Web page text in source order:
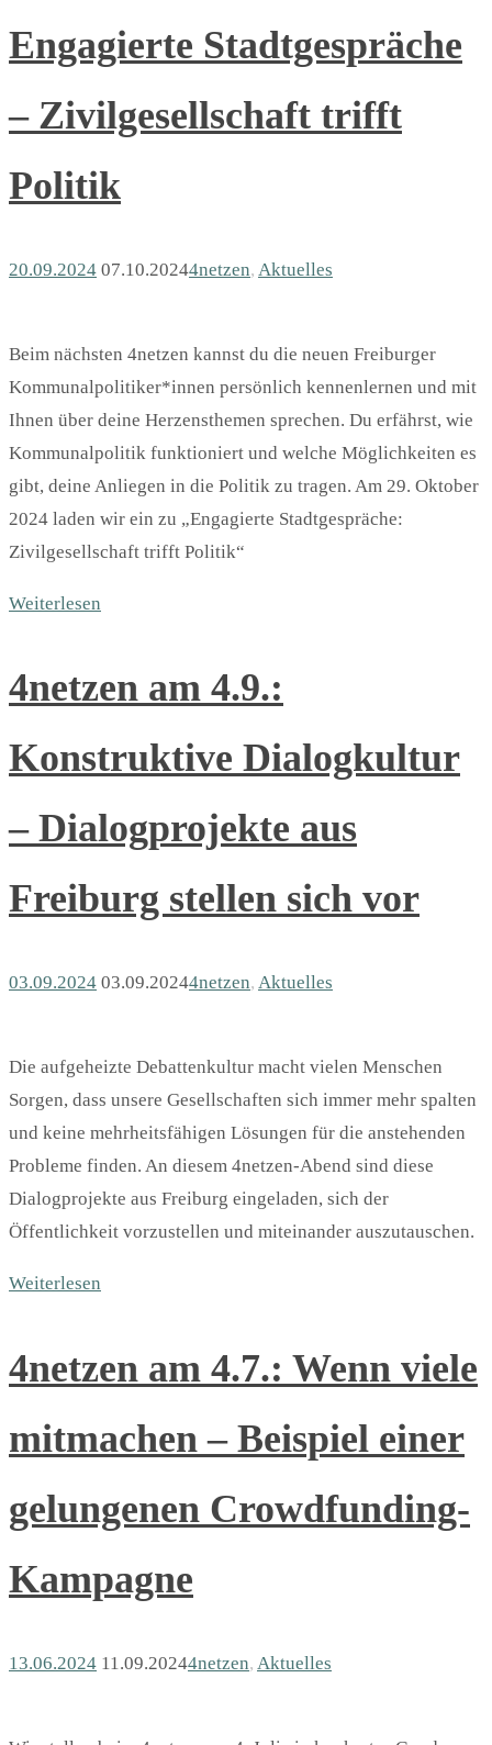
Engagierte Stadtgespräche
– Zivilgesellschaft trifft
Politik
20.09.2024 07.10.20244netzen, Aktuelles
Beim nächsten 4netzen kannst du die neuen Freiburger
Kommunalpolitiker*innen persönlich kennenlernen und mit
Ihnen über deine Herzensthemen sprechen. Du erfährst, wie
Kommunalpolitik funktioniert und welche Möglichkeiten es
gibt, deine Anliegen in die Politik zu tragen. Am 29. Oktober
2024 laden wir ein zu „Engagierte Stadtgespräche:
Zivilgesellschaft trifft Politik“
Weiterlesen
4netzen am 4.9.:
Konstruktive Dialogkultur
– Dialogprojekte aus
Freiburg stellen sich vor
03.09.2024 03.09.20244netzen, Aktuelles
Die aufgeheizte Debattenkultur macht vielen Menschen
Sorgen, dass unsere Gesellschaften sich immer mehr spalten
und keine mehrheitsfähigen Lösungen für die anstehenden
Probleme finden. An diesem 4netzen-Abend sind diese
Dialogprojekte aus Freiburg eingeladen, sich der
Öffentlichkeit vorzustellen und miteinander auszutauschen.
Weiterlesen
4netzen am 4.7.: Wenn viele
mitmachen – Beispiel einer
gelungenen Crowdfunding-
Kampagne
13.06.2024 11.09.20244netzen, Aktuelles